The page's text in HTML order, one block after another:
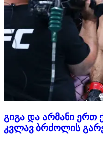
გიგა და არმანი ერთ
კვლავ ბრძოლის